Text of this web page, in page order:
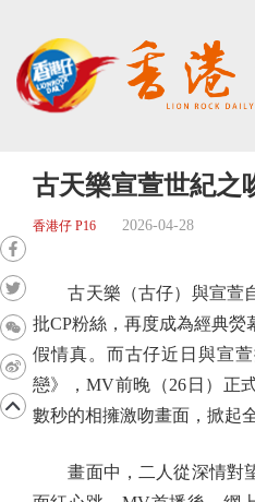
古天樂宣萱世紀之
香港仔 P16 2026-04-28
古天樂（古仔）與宣萱
批CP粉絲，再度成為經典
假情真。而古仔近日與宣
戀》，MV前晚（26日）正
數秒的相擁激吻畫面，掀起
畫面中，二人從深情對